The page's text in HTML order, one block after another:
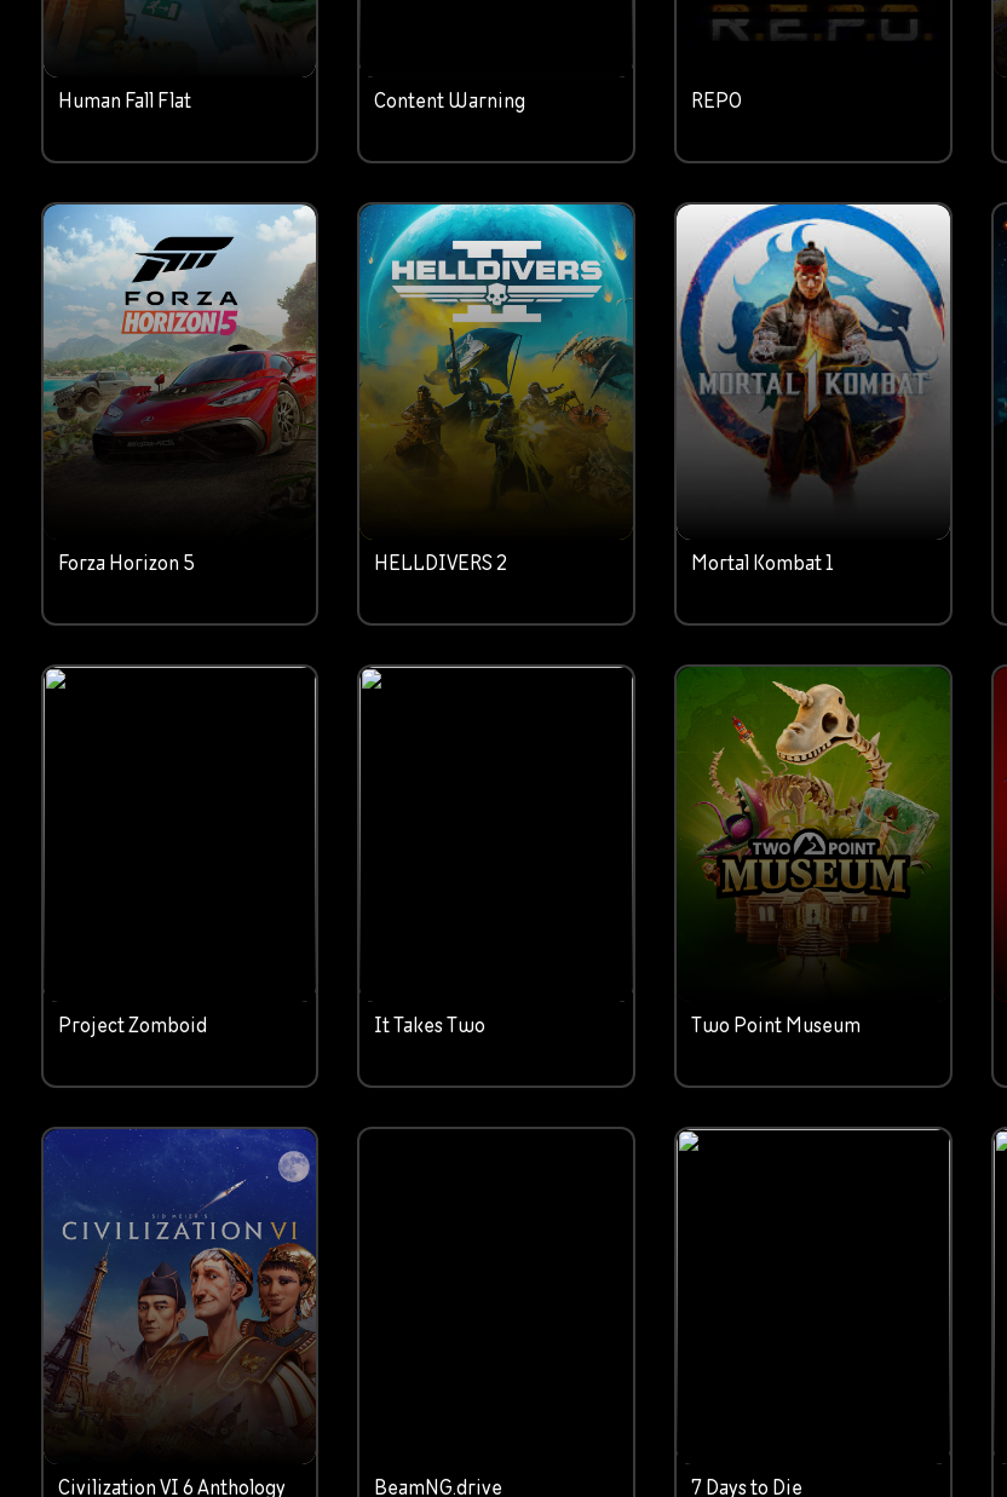
Human Fall Flat Content Warning REPO
Forza Horizon 5 HELLDIVERS 2 Mortal Kombat 1
Project Zomboid It Takes Two Two Point Museum
Civilization VI 6 Anthology BeamNG.drive 7 Days to Die